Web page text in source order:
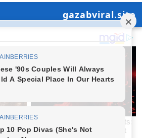
gazabviral.site